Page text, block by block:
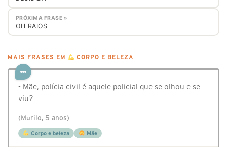
PRÓXIMA FRASE »
OH RAIOS
MAIS FRASES EM CORPO E BELEZA
- Mãe, polícia civil é aquele policial que se olhou e se
viu?
(Murilo, 5 anos)
Corpo e beleza Mãe